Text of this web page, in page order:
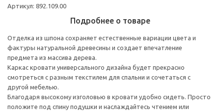
Артикул: 892.109.00
Подробнее о товаре
Отделка из шпона сохраняет естественные вариации цвета и
фактуры натуральной древесины и создает впечатление
предмета из массива дерева.
Каркас кровати универсального дизайна будет прекрасно
смотреться с разным текстилем для спальни и сочетаться с
другой мебелью.
Благодаря высокому изголовью в кровати удобно сидеть. Просто
положите под спину подушки и наслаждайтесь чтением или